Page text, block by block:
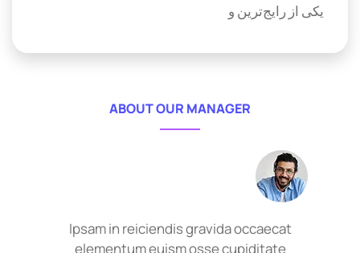
یکی از رایج‌ترین و
ABOUT OUR MANAGER
Ipsam in reiciendis gravida occaecat
elementum euism osse cupiditate